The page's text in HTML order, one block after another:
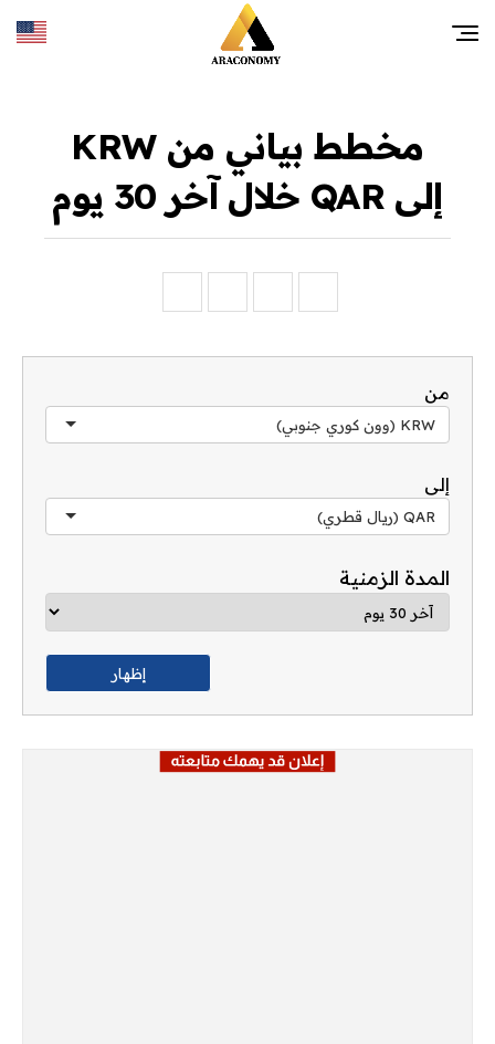
مخطط بياني من KRW
إلى QAR خلال آخر 30 يوم
من
KRW (وون كوري جنوبي)
إلى
QAR (ريال قطري)
المدة الزمنية